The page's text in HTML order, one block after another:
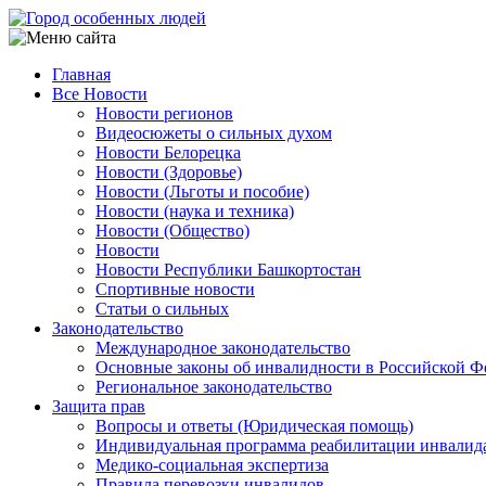
Перейти
к
содержанию
Main
navigation
Главная
Все Новости
Новости регионов
Видеосюжеты о сильных духом
Новости Белорецка
Новости (Здоровье)
Новости (Льготы и пособие)
Новости (наука и техника)
Новости (Общество)
Новости
Новости Республики Башкортостан
Спортивные новости
Статьи о сильных
Законодательство
Международное законодательство
Основные законы об инвалидности в Российской
Региональное законодательство
Защита прав
Вопросы и ответы (Юридическая помощь)
Индивидуальная программа реабилитации
Медико-социальная экспертиза